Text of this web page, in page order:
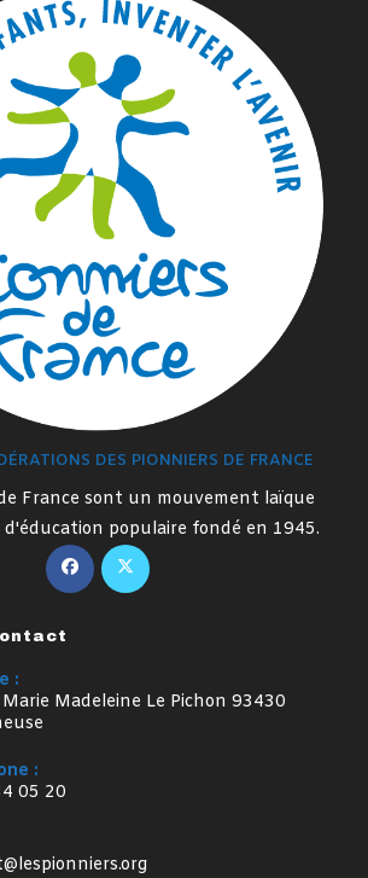
DES PIONNIERS DE FRANCE
France sont un mouvement laïque
populaire fondé en 1945.
S’ouvre
dans
S’ouvre
:
Madeleine Le Pichon 93430
:
05 20
S’ouvre